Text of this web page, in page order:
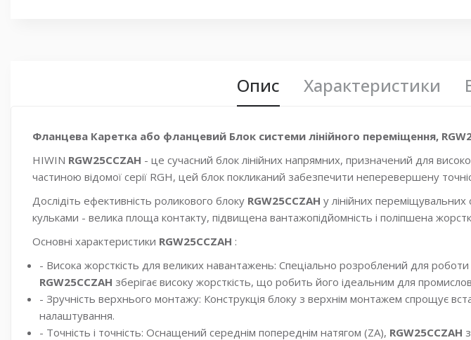
Опис Характеристики
Фланцева Каретка або фланцевий Блок системи лінійного переміщення,
HIWIN RGW25CCZAH - це сучасний блок лінійних напрямних, призначений для
частиною відомої серії RGH, цей блок покликаний забезпечити неперевершену
Дослідіть ефективність роликового блоку RGW25CCZAH у лінійних переміщувальних
кульками - велика площа контакту, підвищена вантажопідйомність і поліпшена
Основні характеристики RGW25CCZAH :
- Висока жорсткість для великих навантажень: Спеціально розроблений для
RGW25CCZAH зберігає високу жорсткість, що робить його ідеальним для
- Зручність верхнього монтажу: Конструкція блоку з верхнім монтажем спрощує
налаштування.
- Точність і точність: Оснащений середнім попереднім натягом (ZA), RGW25CCZAH